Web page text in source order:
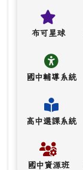
布可星球
國中輔導系統
高中選課系統
國中資源班